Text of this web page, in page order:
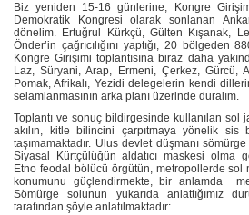
Biz yeniden 15-16 günlerine, Kongre
Demokratik Kongresi olarak sonlanan
dönelim. Ertuğrul Kürkçü, Gülten Kışanak,
Önder’in çağrıcılığını yaptığı, 20 bölgeden
Kongre Girişimi toplantısına biraz daha
Laz, Süryani, Arap, Ermeni, Çerkez, Gürcü,
Pomak, Afrikalı, Yezidi delegelerin kendi
selamlanmasının arka planı üzerinde duralım.
Toplantı ve sonuç bildirgesinde kullanılan sol
akılın, kitle bilincini çarpıtmaya yönelik sis
taşımamaktadır. Ulus devlet düşmanı
Siyasal Kürtçülüğün aldatıcı maskesi olma
Etno feodal bölücü örgütün, metropollerde sol
konumunu güçlendirmekte, bir anlamda
Sömürge solunun yukarıda anlattığımız
tarafından şöyle anlatılmaktadır: